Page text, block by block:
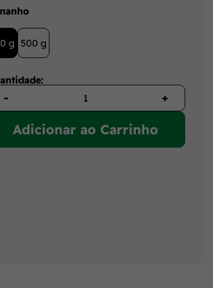
g 500 g
- +
Adicionar ao Carrinho